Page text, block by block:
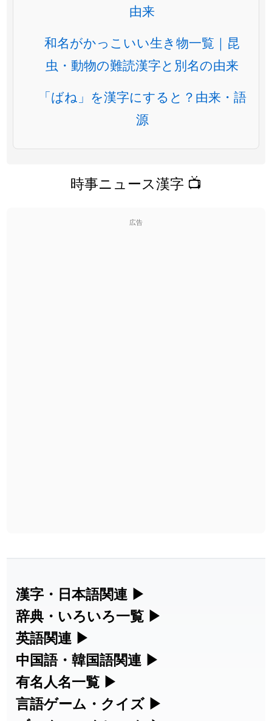
由来
和名がかっこいい生き物一覧｜昆
虫・動物の難読漢字と別名の由来
「ばね」を漢字にすると？由来・語
源
時事ニュース漢字 📺
広告
漢字・日本語関連 ▶
漢字の読み方検索、手書き入力、書き順
練習など、日本語学習に役立つツールを
集めています。
人名漢字辞典 - 読み方検索
手書き漢字入力
辞典・いろいろ一覧 ▶
部首・画数別の漢字一覧、熟語辞典、地
名・駅名検索など、各種リファレンスツ
ールです。
部首画数別漢字一覧
英語関連 ▶
カタカナ語・略語の意味検索、発音記
号、リスニング練習など英語学習ツール
です。
中国語・韓国語関連 ▶
中国語のピンイン変換、韓国語の手書き
入力など、アジア言語学習ツールです。
有名人名一覧 ▶
海外セレブやスポーツ選手の名前の読み
言語ゲーム・クイズ ▶